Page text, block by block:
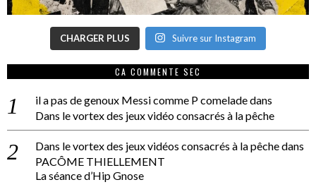
CHARGER PLUS Suivre sur Instagram
CA COMMENTE SEC
il a pas de genoux Messi comme P comeladedans
Dans le vortex des jeux vidéo consacrés à la pêche
Dans le vortex des jeux vidéos consacrés à la pêchedans
PACÔME THIELLEMENT
La séance d’Hip Gnose